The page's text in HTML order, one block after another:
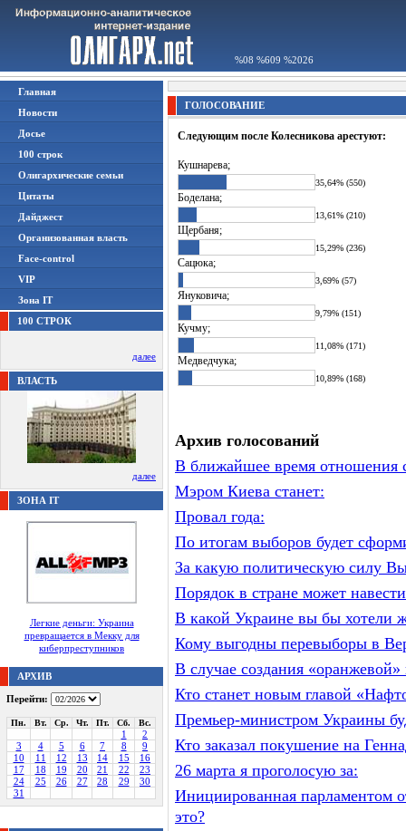
%08 %609 %2026
Главная
Новости
Досье
100 строк
Олигархические семьи
Цитаты
Дайджест
Организованная власть
Face-control
VIP
Зона IT
100 СТРОК
далее
ВЛАСТЬ
далее
ЗОНА IT
Легкие деньги: Украина
превращается в Мекку для
киберпреступников
АРХИВ
Перейти:
Пн. Вт. Ср. Чт. Пт. Сб. Вс.
1
2
3
4 5 6 7 8
9
10
11 12 13 14 15
16
17
18 19 20 21 22
23
24
25 26 27 28 29
30
31
ГОЛОСОВАНИЕ
Следующим после Колесникова арестуют:
Кушнарева;
35,64% (550)
Боделана;
13,61% (210)
Щербаня;
15,29% (236)
Сацюка;
3,69% (57)
Януковича;
9,79% (151)
Кучму;
11,08% (171)
Медведчука;
10,89% (168)
Архив голосований
В ближайшее время отношения
Мэром Киева станет:
Провал года:
По итогам выборов будет
За какую политическую силу Вы
Порядок в стране может
В какой Украине вы бы хотели
Кому выгодны перевыборы в
В случае создания
Кто станет новым главой
Премьер-министром Украины
Кто заказал покушение на
26 марта я проголосую за:
Инициированная парламентом
это?